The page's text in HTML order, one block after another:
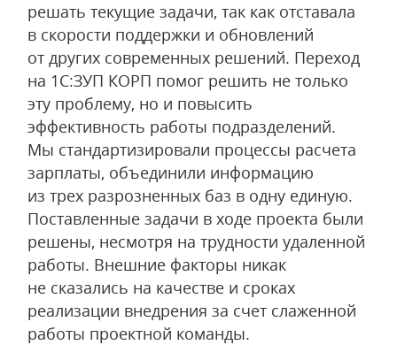
решать текущие задачи, так как отставала
в скорости поддержки и обновлений
от других современных решений. Переход
на 1С:ЗУП КОРП помог решить не только
эту проблему, но и повысить
эффективность работы подразделений.
Мы стандартизировали процессы расчета
зарплаты, объединили информацию
из трех разрозненных баз в одну единую.
Поставленные задачи в ходе проекта были
решены, несмотря на трудности удаленной
работы. Внешние факторы никак
не сказались на качестве и сроках
реализации внедрения за счет слаженной
работы проектной команды.